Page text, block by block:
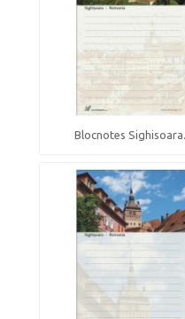
Blocnotes Sighisoara...